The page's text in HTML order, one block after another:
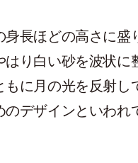
身長ほどの高さに盛
はり白い砂を波状に
もに月の光を反射し
のデザインといわれ